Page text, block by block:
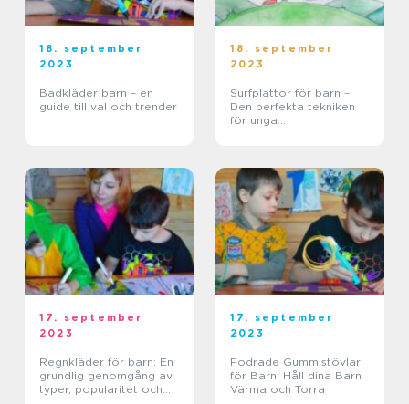
18. september
2023
Badkläder barn – en
guide till val och trender
18. september
2023
Surfplattor för barn –
Den perfekta tekniken
för unga
17. september
2023
Regnkläder för barn: En
grundlig genomgång av
typer, popularitet och
17. september
2023
Fodrade Gummistövlar
för Barn: Håll dina Barn
Värma och Torra